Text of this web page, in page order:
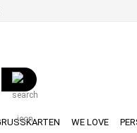
Lieferland
Suche...
WE LOVE